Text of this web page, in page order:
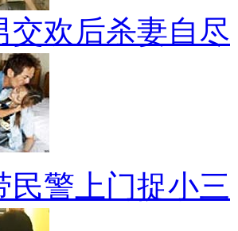
交欢后杀妻自尽
民警上门捉小三